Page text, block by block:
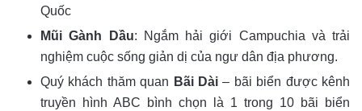
Quốc
Mũi Gành Dầu: Ngắm hải giới Campuchia và trải
nghiệm cuộc sống giản dị của ngư dân địa phương.
Quý khách thăm quan Bãi Dài – bãi biển được kênh
truyền hình ABC bình chọn là 1 trong 10 bãi biển